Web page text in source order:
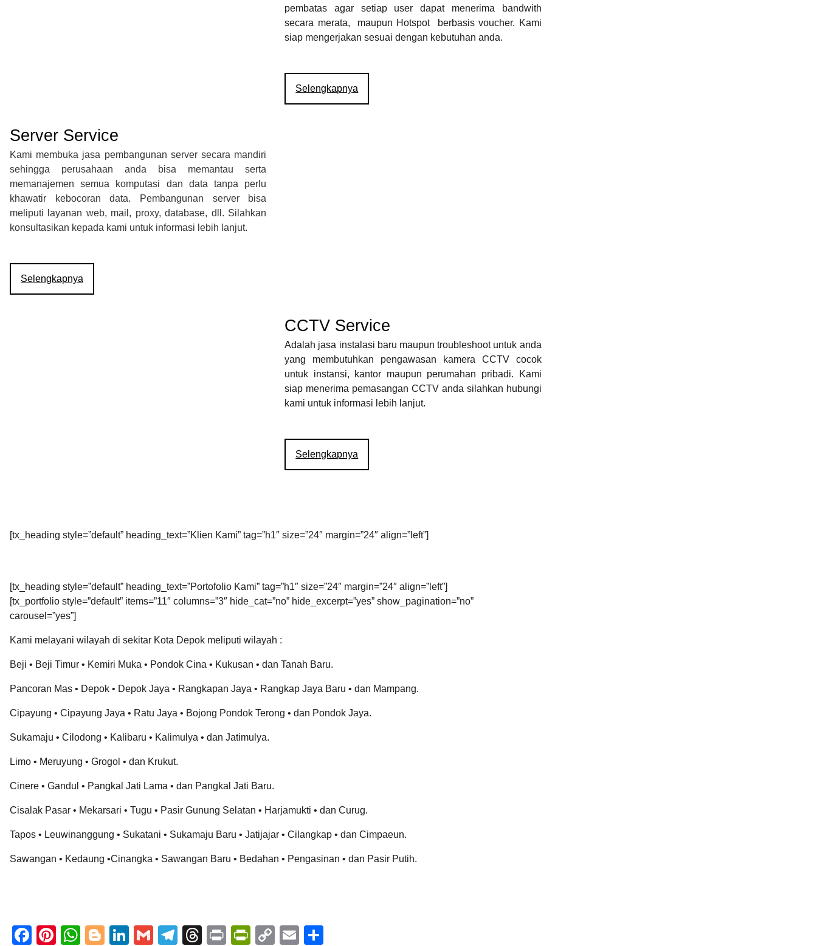
pembatas agar setiap user dapat menerima bandwith
secara merata, maupun Hotspot berbasis voucher. Kami
siap mengerjakan sesuai dengan kebutuhan anda.
Selengkapnya
Server Service
Kami membuka jasa pembangunan server secara mandiri
sehingga perusahaan anda bisa memantau serta
memanajemen semua komputasi dan data tanpa perlu
khawatir kebocoran data. Pembangunan server bisa
meliputi layanan web, mail, proxy, database, dll. Silahkan
konsultasikan kepada kami untuk informasi lebih lanjut.
Selengkapnya
CCTV Service
Adalah jasa instalasi baru maupun troubleshoot untuk anda
yang membutuhkan pengawasan kamera CCTV cocok
untuk instansi, kantor maupun perumahan pribadi. Kami
siap menerima pemasangan CCTV anda silahkan hubungi
kami untuk informasi lebih lanjut.
Selengkapnya
[tx_heading style=”default” heading_text=”Klien Kami” tag=”h1″ size=”24″ margin=”24″ align=”left”]
[tx_heading style=”default” heading_text=”Portofolio Kami” tag=”h1″ size=”24″ margin=”24″ align=”left”]
[tx_portfolio style=”default” items=”11″ columns=”3″ hide_cat=”no” hide_excerpt=”yes” show_pagination=”no”
carousel=”yes”]
Kami melayani wilayah di sekitar Kota Depok meliputi wilayah :
Beji • Beji Timur • Kemiri Muka • Pondok Cina • Kukusan • dan Tanah Baru.
Pancoran Mas • Depok • Depok Jaya • Rangkapan Jaya • Rangkap Jaya Baru • dan Mampang.
Cipayung • Cipayung Jaya • Ratu Jaya • Bojong Pondok Terong • dan Pondok Jaya.
Sukamaju • Cilodong • Kalibaru • Kalimulya • dan Jatimulya.
Limo • Meruyung • Grogol • dan Krukut.
Cinere • Gandul • Pangkal Jati Lama • dan Pangkal Jati Baru.
Cisalak Pasar • Mekarsari • Tugu • Pasir Gunung Selatan • Harjamukti • dan Curug.
Tapos • Leuwinanggung • Sukatani • Sukamaju Baru • Jatijajar • Cilangkap • dan Cimpaeun.
Sawangan • Kedaung •Cinangka • Sawangan Baru • Bedahan • Pengasinan • dan Pasir Putih.
F
Pi
W
Bl
Li
G
T
T
Pr Pr C
E